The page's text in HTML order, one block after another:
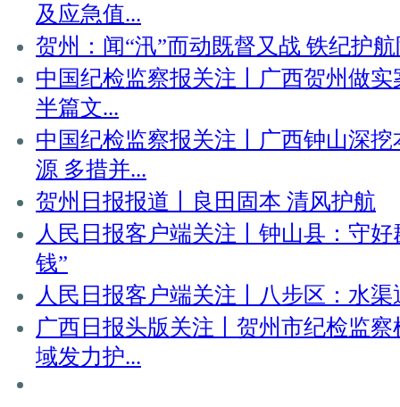
及应急值...
贺州：闻“汛”而动既督又战 铁纪护
中国纪检监察报关注丨广西贺州做实
半篇文...
中国纪检监察报关注丨广西钟山深挖
源 多措并...
贺州日报报道丨良田固本 清风护航
人民日报客户端关注丨钟山县：守好
钱”
人民日报客户端关注丨八步区：水渠
广西日报头版关注丨贺州市纪检监
域发力护...